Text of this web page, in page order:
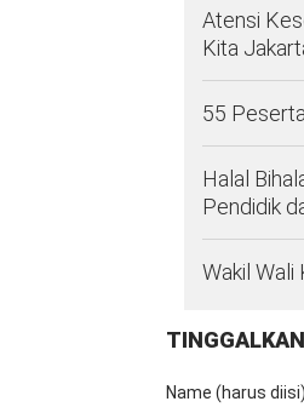
Atensi
Kita
55
Halal
Pendidik
Wakil Wali
Name (harus diisi)